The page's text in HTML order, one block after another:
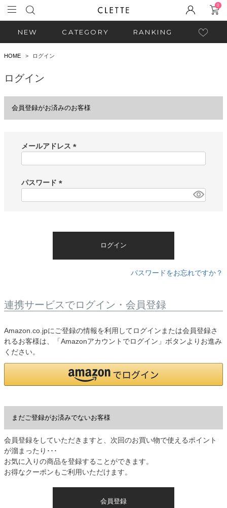
0
NEW CATEGORY RANKING
HOME ログイン
ログイン
会員登録がお済みのお客様
メールアドレス
)
パスワード
ログイン
パスワードをお忘れですか？
連携サービスでログイン・会員登録
Amazon.co.jpにご登録の情報を利用してログインまたは会員登録さ
れるお客様は、「Amazonアカウントでログイン」ボタンよりお進み
ください。
まだご登録がお済みでないお客様
会員登録をしていただきますと、次回のお買い物で使えるポイント
が溜まったり･･･
お気に入りの商品を登録することができます。
お得なクーポンもご利用いただけます。
会員登録